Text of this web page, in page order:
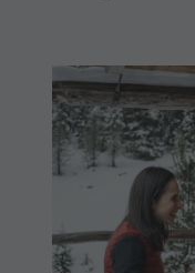
Events
Guide A-Z